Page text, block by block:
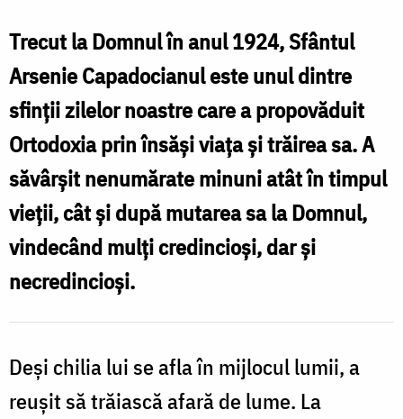
sfânt
al
zilelor
noastre
Trecut la Domnul în anul 1924, Sfântul
Arsenie Capadocianul este unul dintre
sfinţii zilelor noastre care a propovăduit
Ortodoxia prin însăşi viaţa şi trăirea sa. A
săvârşit nenumărate minuni atât în timpul
vieţii, cât şi după mutarea sa la Domnul,
vindecând mulţi credincioşi, dar şi
necredincioşi.
Deşi chilia lui se afla în mijlocul lumii, a
reuşit să trăiască afară de lume. La